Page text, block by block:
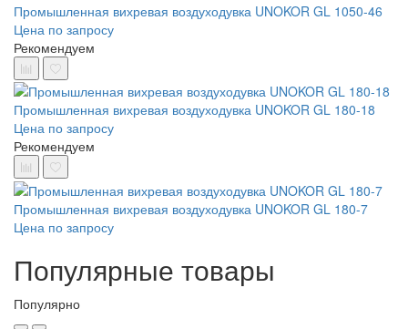
Промышленная вихревая воздуходувка UNOKOR GL 1050-46
Цена по запросу
Рекомендуем
Промышленная вихревая воздуходувка UNOKOR GL 180-18
Цена по запросу
Рекомендуем
Промышленная вихревая воздуходувка UNOKOR GL 180-7
Цена по запросу
Популярные товары
Популярно